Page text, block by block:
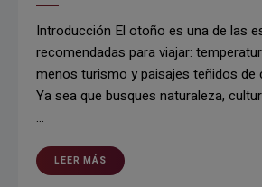
Introducción El otoño es una de las
recomendadas para viajar:
menos turismo y paisajes teñidos de
Ya sea que busques naturaleza,
…
LEER MÁS